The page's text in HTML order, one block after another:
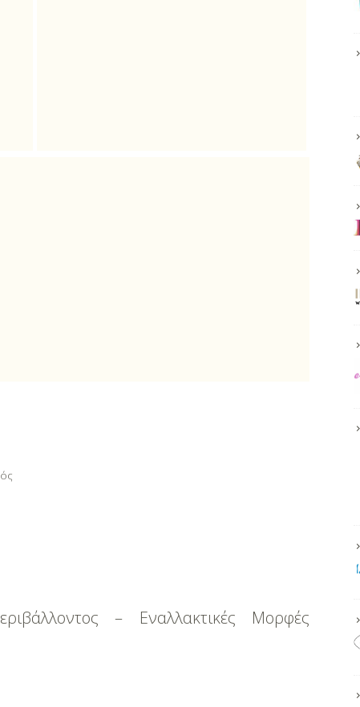
– Εναλλακτικές Μορφές